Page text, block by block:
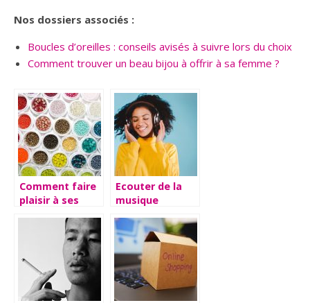
Nos dossiers associés :
Boucles d’oreilles : conseils avisés à suivre lors du choix
Comment trouver un beau bijou à offrir à sa femme ?
Comment faire
plaisir à ses
Ecouter de la
musique
son casque
audio